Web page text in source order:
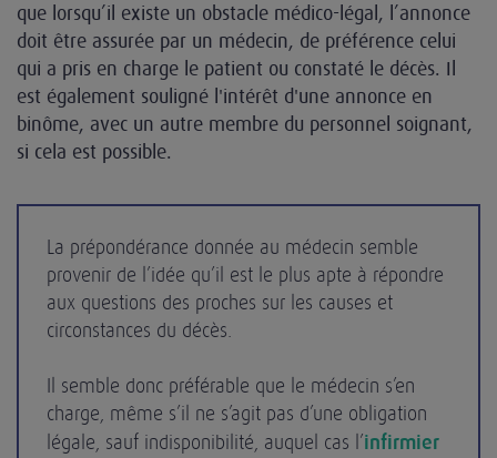
que lorsqu’il existe un obstacle médico-légal, l’annonce
doit être assurée par un médecin, de préférence celui
qui a pris en charge le patient ou constaté le décès. Il
est également souligné l'intérêt d'une annonce en
binôme, avec un autre membre du personnel soignant,
si cela est possible.
La prépondérance donnée au médecin semble
provenir de l’idée qu’il est le plus apte à répondre
aux questions des proches sur les causes et
circonstances du décès.
Il semble donc préférable que le médecin s’en
charge, même s’il ne s’agit pas d’une obligation
légale, sauf indisponibilité, auquel cas l’infirmier